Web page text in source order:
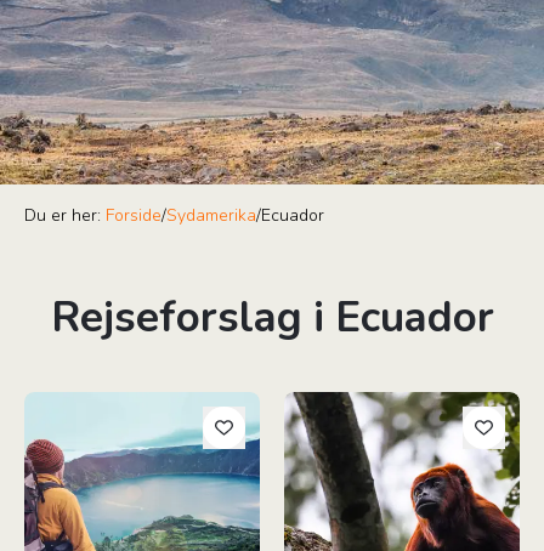
Du er her: Forside/Sydamerika/Ecuador
Rejseforslag i Ecuador
Aktive Ecuador Ecuador & Amazonas